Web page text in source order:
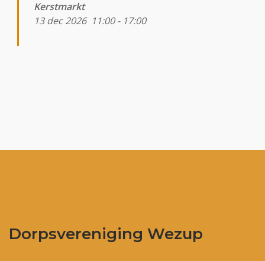
Kerstmarkt
13 dec 2026 11:00- 17:00
Dorpsvereniging Wezup